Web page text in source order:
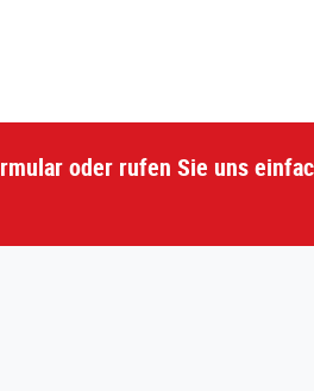
oder rufen Sie uns